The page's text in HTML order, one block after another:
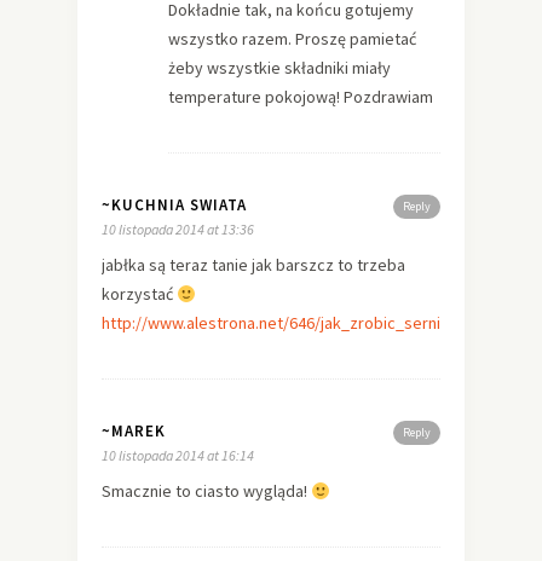
Dokładnie tak, na końcu gotujemy
wszystko razem. Proszę pamietać
żeby wszystkie składniki miały
temperature pokojową! Pozdrawiam
Reply
~KUCHNIA SWIATA
10 listopada 2014 at 13:36
jabłka są teraz tanie jak barszcz to trzeba
korzystać
http://www.alestrona.net/646/
Reply
~MAREK
10 listopada 2014 at 16:14
Smacznie to ciasto wygląda!